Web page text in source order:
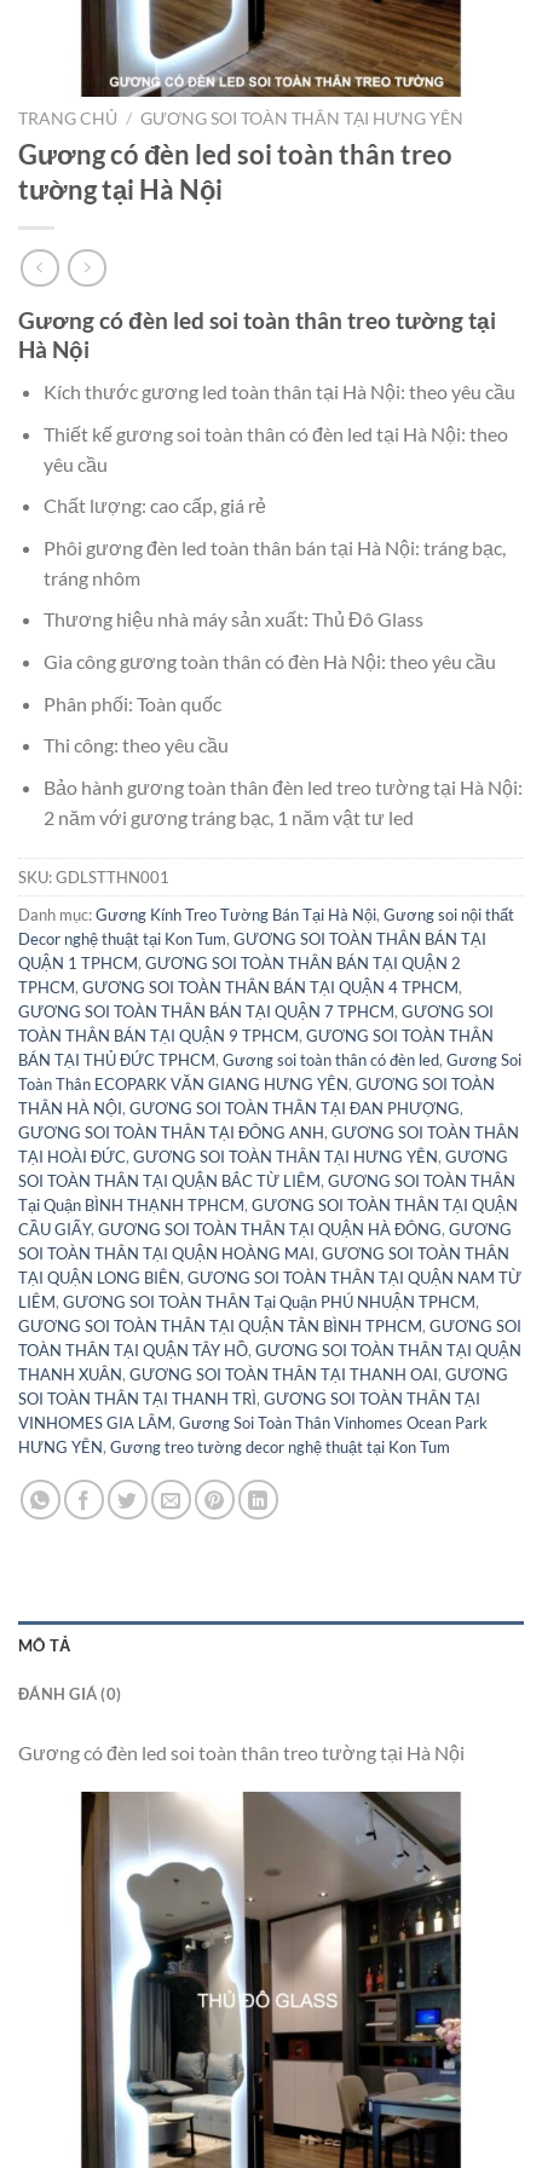
TRANG CHỦ / GƯƠNG SOI TOÀN THÂN TẠI HƯNG YÊN
Gương có đèn led soi toàn thân treo
tường tại Hà Nội
Gương có đèn led soi toàn thân treo tường tại
Hà Nội
Kích thước gương led toàn thân tại Hà Nội: theo yêu cầu
Thiết kế gương soi toàn thân có đèn led tại Hà Nội: theo
yêu cầu
Chất lượng: cao cấp, giá rẻ
Phôi gương đèn led toàn thân bán tại Hà Nội: tráng bạc,
tráng nhôm
Thương hiệu nhà máy sản xuất: Thủ Đô Glass
Gia công gương toàn thân có đèn Hà Nội: theo yêu cầu
Phân phối: Toàn quốc
Thi công: theo yêu cầu
Bảo hành gương toàn thân đèn led treo tường tại Hà Nội:
2 năm với gương tráng bạc, 1 năm vật tư led
SKU:GDLSTTHN001
Danh mục:Gương Kính Treo Tường Bán Tại Hà Nội, Gương soi nội thất
Decor nghệ thuật tại Kon Tum, GƯƠNG SOI TOÀN THÂN BÁN TẠI
QUẬN 1 TPHCM, GƯƠNG SOI TOÀN THÂN BÁN TẠI QUẬN 2
TPHCM, GƯƠNG SOI TOÀN THÂN BÁN TẠI QUẬN 4 TPHCM,
GƯƠNG SOI TOÀN THÂN BÁN TẠI QUẬN 7 TPHCM, GƯƠNG SOI
TOÀN THÂN BÁN TẠI QUẬN 9 TPHCM, GƯƠNG SOI TOÀN THÂN
BÁN TẠI THỦ ĐỨC TPHCM, Gương soi toàn thân có đèn led, Gương Soi
Toàn Thân ECOPARK VĂN GIANG HƯNG YÊN, GƯƠNG SOI TOÀN
THÂN HÀ NỘI, GƯƠNG SOI TOÀN THÂN TẠI ĐAN PHƯỢNG,
GƯƠNG SOI TOÀN THÂN TẠI ĐÔNG ANH, GƯƠNG SOI TOÀN THÂN
TẠI HOÀI ĐỨC, GƯƠNG SOI TOÀN THÂN TẠI HƯNG YÊN, GƯƠNG
SOI TOÀN THÂN TẠI QUẬN BẮC TỪ LIÊM, GƯƠNG SOI TOÀN THÂN
Tại Quận BÌNH THẠNH TPHCM, GƯƠNG SOI TOÀN THÂN TẠI QUẬN
CẦU GIẤY, GƯƠNG SOI TOÀN THÂN TẠI QUẬN HÀ ĐÔNG, GƯƠNG
SOI TOÀN THÂN TẠI QUẬN HOÀNG MAI, GƯƠNG SOI TOÀN THÂN
TẠI QUẬN LONG BIÊN, GƯƠNG SOI TOÀN THÂN TẠI QUẬN NAM TỪ
LIÊM, GƯƠNG SOI TOÀN THÂN Tại Quận PHÚ NHUẬN TPHCM,
GƯƠNG SOI TOÀN THÂN TẠI QUẬN TÂN BÌNH TPHCM, GƯƠNG SOI
TOÀN THÂN TẠI QUẬN TÂY HỒ, GƯƠNG SOI TOÀN THÂN TẠI QUẬN
THANH XUÂN, GƯƠNG SOI TOÀN THÂN TẠI THANH OAI, GƯƠNG
SOI TOÀN THÂN TẠI THANH TRÌ, GƯƠNG SOI TOÀN THÂN TẠI
VINHOMES GIA LÂM, Gương Soi Toàn Thân Vinhomes Ocean Park
HƯNG YÊN, Gương treo tường decor nghệ thuật tại Kon Tum
MÔ TẢ
ĐÁNH GIÁ (0)
Gương có đèn led soi toàn thân treo tường tại Hà Nội